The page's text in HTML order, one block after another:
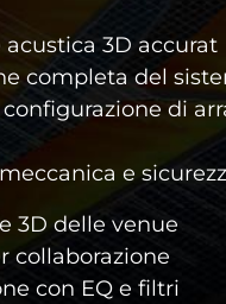
3D accurat
completa del
di
e
3D delle venue
collaborazione
con EQ e filtri